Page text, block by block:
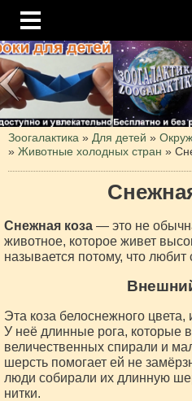
Зоогалактика » Для детей »
» Животные холодных стран »
Снежная коза — это не
животное, которое живет
называется потому, что
Эта коза белоснежного
У неё длинные рога, которые
величественных спирали и
шерсть помогает ей не
люди собирали их длинную
нитки.